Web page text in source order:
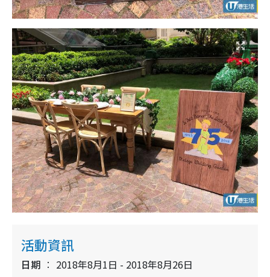
活動資訊
日期
2018年8月1日 - 2018年8月26日